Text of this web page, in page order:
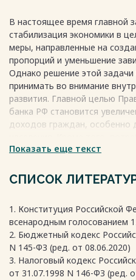
Поэтому, в настоящее
изучать природу финансов,
функционировании и
использования в интересах
производства.
Весь текст будет доступен
В настоящее время главной
стабилизация экономики в
меры, направленные на
пропорций и уменьшение
Однако решение этой
принимать во внимание
развития. Главной целью
банка РФ становится
доходов граждан, особенно
экономической политики,
Бюджетная политика
для финансирования общих
утверждается органами
Весь текст будет доступен
Показать еще текст
СПИСОК
1. Конституция Российской
всенародным голосованием
2. Бюджетный кодекс
N 145-ФЗ (ред. от 08.06.2020)
3. Налоговый кодекс
от 31.07.1998 N 146-ФЗ (ред.